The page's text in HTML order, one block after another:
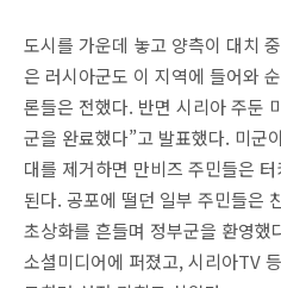
도시를 가운데 놓고 양측이 대치
은 러시아군도 이 지역에 들어와
론들은 전했다. 반면 시리아 주둔
군을 완료했다”고 발표했다. 미군
대를 제거하면 만비즈 주민들은
된다. 공포에 떨던 일부 주민들은
초상화를 흔들며 정부군을 환영했
소셜미디어에 퍼졌고, 시리아TV